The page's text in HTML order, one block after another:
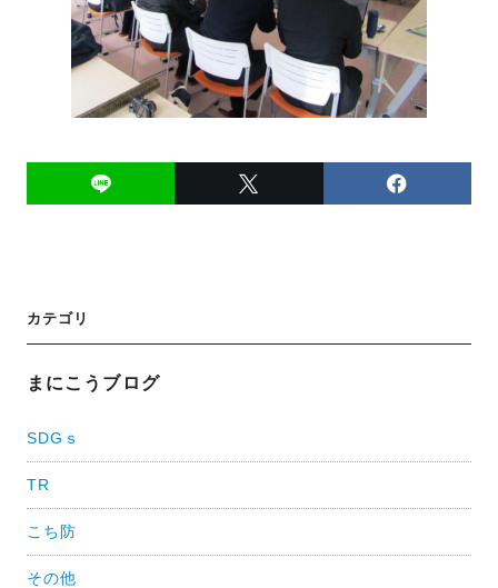
投
稿
ナ
ゲ
ー
シ
ョ
カテゴリ
まにこうブログ
SDGｓ
TR
こち防
その他